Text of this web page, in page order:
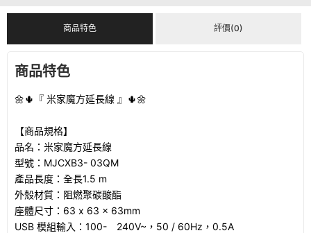
商品特色 評價(0)
商品特色
🌼🌵『 米家魔方延長線 』🌵🌼
【商品規格】
品名：米家魔方延長線
型號：MJCXB3- 03QM
產品長度：全長1.5 m
外殼材質：阻燃聚碳酸酯
座體尺寸：63 x 63 x 63mm
USB 模組輸入：100- 240V~，50 / 60Hz，0.5A